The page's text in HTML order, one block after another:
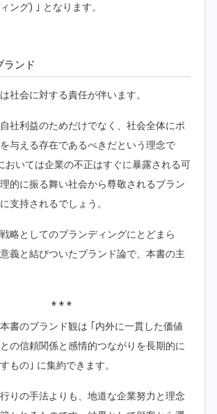
ング) ｣ となります。
ランド
社会に対する責任が伴います。
社利益のためだけでなく、社会全体にポ
与える存在であるべきだという理念で
おいては企業の不正はすぐに暴露される可
的に振る舞い社会から尊敬されるブラン
支持されるでしょう。
略としてのブランディングにとどまら
義と結びついたブランド論で、本書の主
* * *
書のブランド観は ｢内外に一貫した価値
の信頼関係と感情的つながりを長期的に
もの｣ に集約できます。
りの手法よりも、地道な企業努力と理念